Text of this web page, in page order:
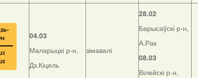
04.03
Маларыцкі р-н,
Дз.Кіцель
зімавалі
28.02
Барысаўскі р-н,
А.Рак
08.03
Вілейскі р-н,